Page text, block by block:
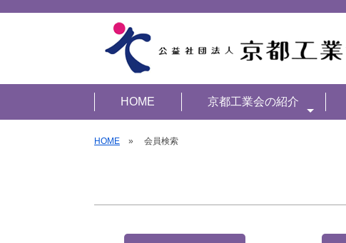
HOME 京都工業会の紹介
HOME » 会員検索